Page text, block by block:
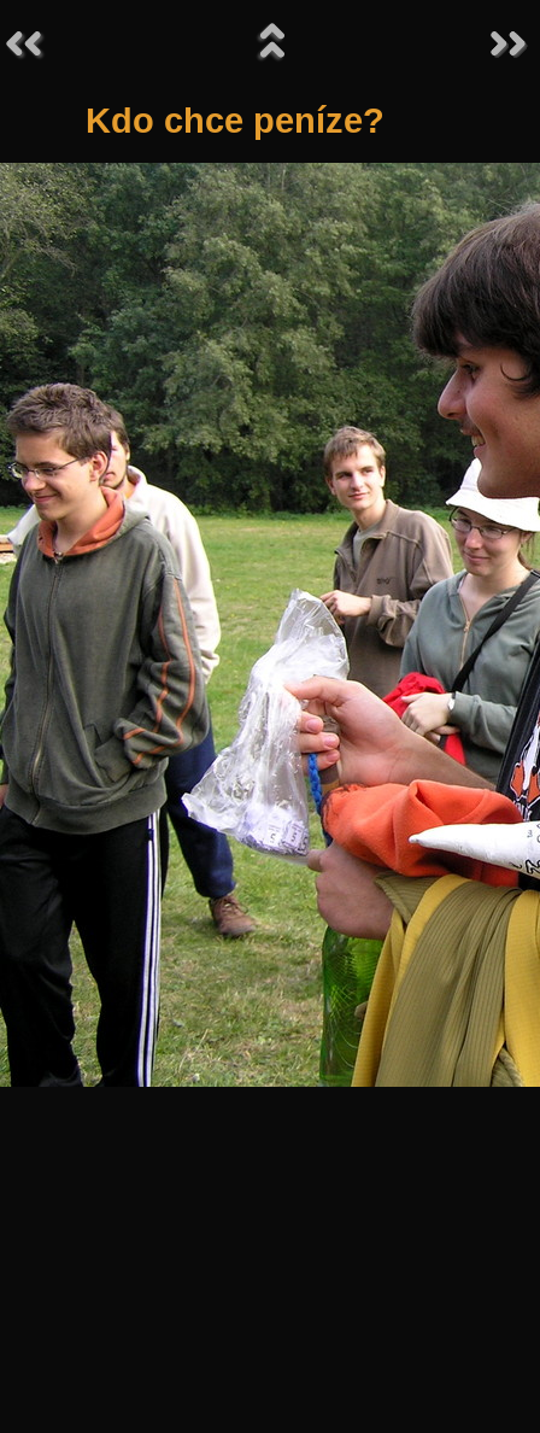
Kdo chce peníze?